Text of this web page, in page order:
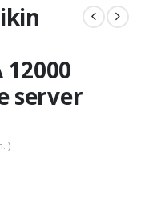
12000
server
)